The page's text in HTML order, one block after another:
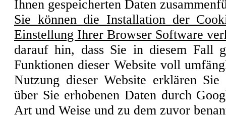
Ihnen gespeicherten Daten
Sie können die Installation der
Einstellung Ihrer Browser Software
darauf hin, dass Sie in diesem Fall
Funktionen dieser Website voll
Nutzung dieser Website erklären
über Sie erhobenen Daten durch
Art und Weise und zu dem zuvor